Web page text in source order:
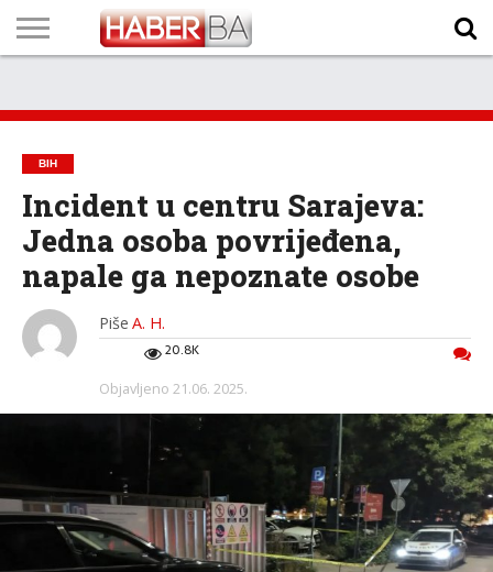
TECH
PROGRAM
PROGNOZA
PUTEVIMA
LISTA
NAMA
BIH
Incident u centru Sarajeva:
Jedna osoba povrijeđena,
napale ga nepoznate osobe
Piše A. H.
20.8K
Objavljeno 21.06. 2025.